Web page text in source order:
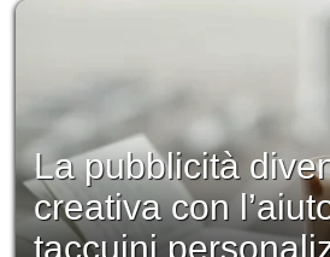
La pubblicità
creativa con
taccuini